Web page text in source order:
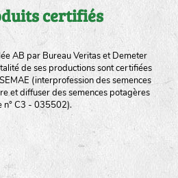
certifiés
AB par Bureau Veritas et Demeter
de ses productions sont certifiées
(interprofession des semences
et diffuser des semences potagères
n° C3 - 035502).